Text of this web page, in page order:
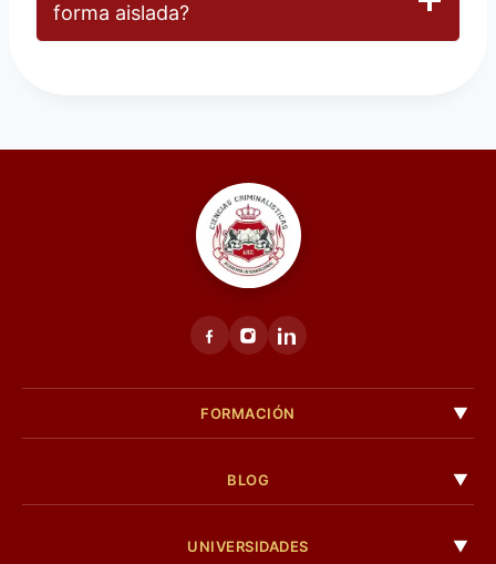
forma aislada?
FORMACIÓN
BLOG
UNIVERSIDADES